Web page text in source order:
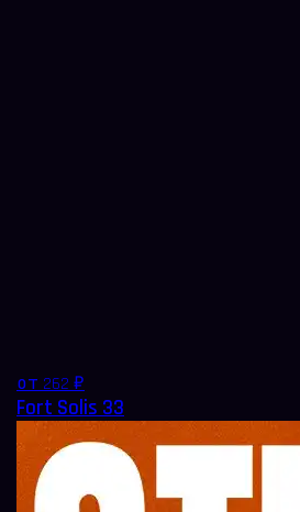
от 262 ₽
Fort Solis 33